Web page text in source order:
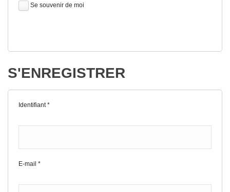
Se souvenir de moi
S'ENREGISTRER
Identifiant*
E-mail *